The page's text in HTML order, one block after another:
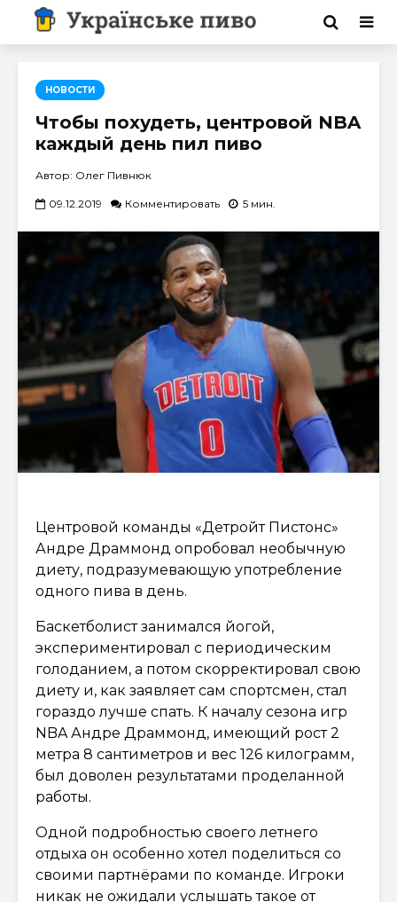
НОВОСТИ
Чтобы похудеть, центровой NBA
каждый день пил пиво
Автор: Олег Пивнюк
09.12.2019 Комментировать 5 мин.
Центровой команды «Детройт Пистонс»
Андре Драммонд опробовал необычную
диету, подразумевающую употребление
одного пива в день.
Баскетболист занимался йогой,
экспериментировал с периодическим
голоданием, а потом скорректировал свою
диету и, как заявляет сам спортсмен, стал
гораздо лучше спать. К началу сезона игр
NBA Андре Драммонд, имеющий рост 2
метра 8 сантиметров и вес 126 килограмм,
был доволен результатами проделанной
работы.
Одной подробностью своего летнего
отдыха он особенно хотел поделиться со
своими партнёрами по команде. Игроки
никак не ожидали услышать такое от